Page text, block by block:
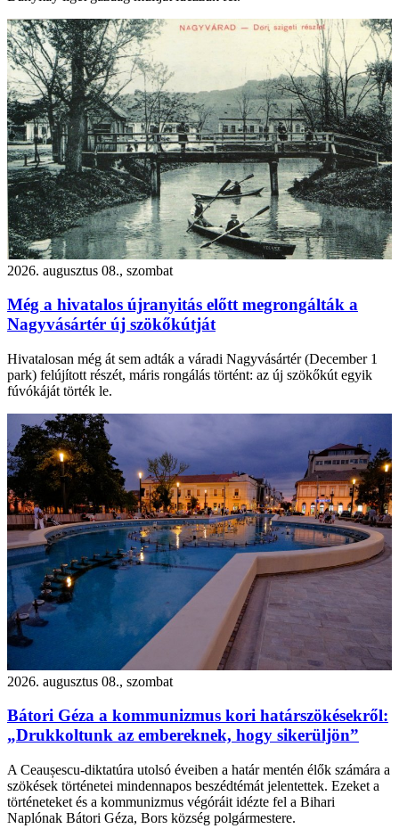
2026. augusztus 08., szombat
Még a hivatalos újranyitás előtt megrongálták a
Nagyvásártér új szökőkútját
Hivatalosan még át sem adták a váradi Nagyvásártér (December 1
park) felújított részét, máris rongálás történt: az új szökőkút egyik
fúvókáját törték le.
2026. augusztus 08., szombat
Bátori Géza a kommunizmus kori határszökésekről:
„Drukkoltunk az embereknek, hogy sikerüljön”
A Ceaușescu-diktatúra utolsó éveiben a határ mentén élők számára a
szökések történetei mindennapos beszédtémát jelentettek. Ezeket a
történeteket és a kommunizmus végóráit idézte fel a Bihari
Naplónak Bátori Géza, Bors község polgármestere.